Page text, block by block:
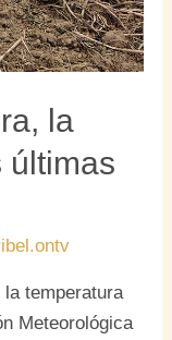
la
últimas
temperatura
Meteorológica